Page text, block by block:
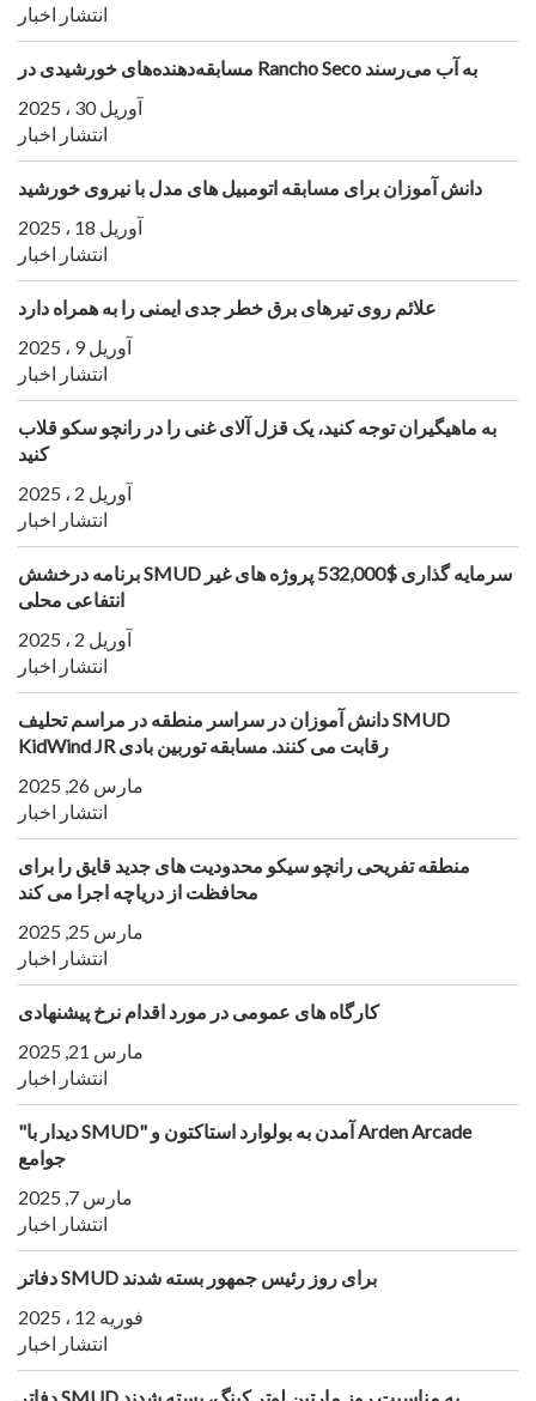
انتشار اخبار
مسابقه‌دهنده‌های خورشیدی در Rancho Seco به آب می‌رسند
آوریل 30 ، 2025
انتشار اخبار
دانش آموزان برای مسابقه اتومبیل های مدل با نیروی خورشید
آوریل 18 ، 2025
انتشار اخبار
علائم روی تیرهای برق خطر جدی ایمنی را به همراه دارد
آوریل 9 ، 2025
انتشار اخبار
به ماهیگیران توجه کنید، یک قزل آلای غنی را در رانچو سکو قلاب
کنید
آوریل 2 ، 2025
انتشار اخبار
برنامه درخشش SMUD سرمایه گذاری $532,000 پروژه های غیر
انتفاعی محلی
آوریل 2 ، 2025
انتشار اخبار
دانش آموزان در سراسر منطقه در مراسم تحلیف SMUD
KidWind JR رقابت می کنند. مسابقه توربین بادی
مارس 26, 2025
انتشار اخبار
منطقه تفریحی رانچو سیکو محدودیت های جدید قایق را برای
محافظت از دریاچه اجرا می کند
مارس 25, 2025
انتشار اخبار
کارگاه های عمومی در مورد اقدام نرخ پیشنهادی
مارس 21, 2025
انتشار اخبار
"دیدار با SMUD" آمدن به بولوارد استاکتون و Arden Arcade
جوامع
مارس 7, 2025
انتشار اخبار
دفاتر SMUD برای روز رئیس جمهور بسته شدند
فوریه 12 ، 2025
انتشار اخبار